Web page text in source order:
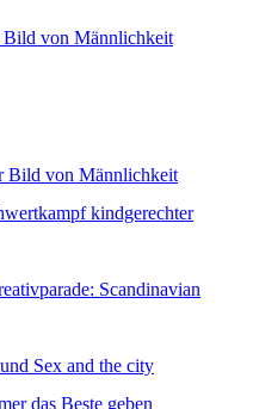
Bild von Männlichkeit
Bild von Männlichkeit
kindgerechter
Scandinavian
Sex and the city
das Beste geben